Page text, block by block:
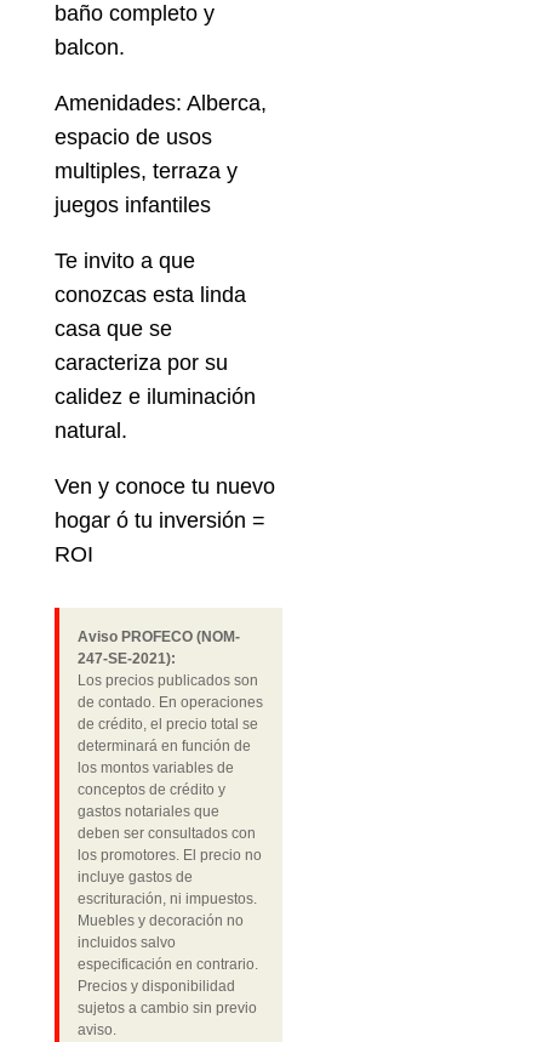
baño completo y
balcon.
Amenidades: Alberca,
espacio de usos
multiples, terraza y
juegos infantiles
Te invito a que
conozcas esta linda
casa que se
caracteriza por su
calidez e iluminación
natural.
Ven y conoce tu nuevo
hogar ó tu inversión =
ROI
Aviso PROFECO (NOM-
247-SE-2021):
Los precios publicados son
de contado. En operaciones
de crédito, el precio total se
determinará en función de
los montos variables de
conceptos de crédito y
gastos notariales que
deben ser consultados con
los promotores. El precio no
incluye gastos de
escrituración, ni impuestos.
Muebles y decoración no
incluidos salvo
especificación en contrario.
Precios y disponibilidad
sujetos a cambio sin previo
aviso.